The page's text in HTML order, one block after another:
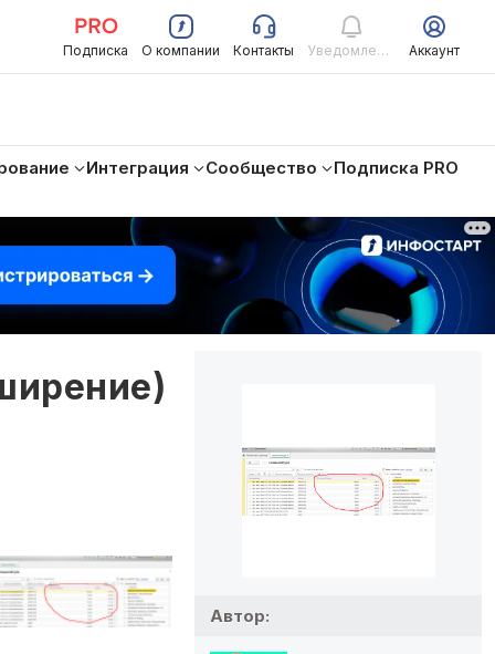
Подписка О компании Контакты Уведомления Аккаунт
Интеграция Сообщество
Подписка PRO
Автор: